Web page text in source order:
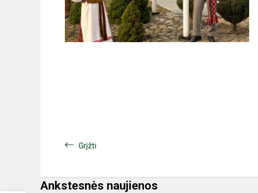
Grįžti
Ankstesnės naujienos